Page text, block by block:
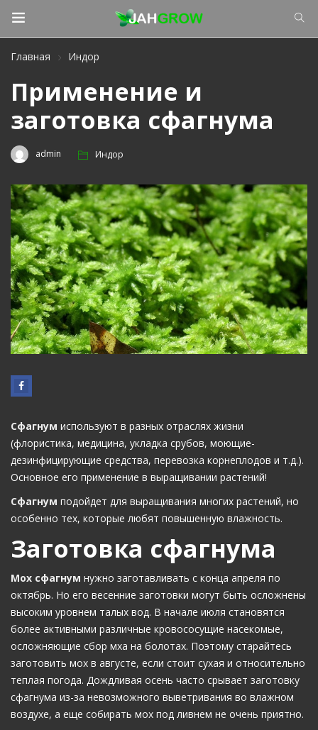
Главная Индор
Применение и
заготовка сфагнума
admin Индор
Сфагнум используют в разных отраслях жизни
(флористика, медицина, укладка срубов, моющие-
дезинфицирующие средства, перевозка корнеплодов и т.д.).
Основное его применение в выращивании растений!
Сфагнум подойдет для выращивания многих растений, но
особенно тех, которые любят повышенную влажность.
Заготовка сфагнума
Мох сфагнум нужно заготавливать с конца апреля по
октябрь. Но его весенние заготовки могут быть осложнены
высоким уровнем талых вод. В начале июля становятся
более активными различные кровососущие насекомые,
осложняющие сбор мха на болотах. Поэтому старайтесь
заготовить мох в августе, если стоит сухая и относительно
теплая погода. Дождливая осень часто срывает заготовку
сфагнума из-за невозможного выветривания во влажном
воздухе, а еще собирать мох под ливнем не очень приятно.